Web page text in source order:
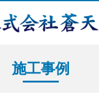
施工事例